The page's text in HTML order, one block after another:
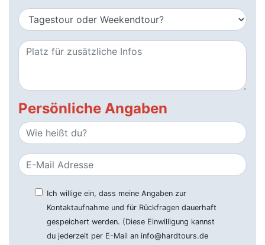
Persönliche Angaben
Ich willige ein, dass meine Angaben zur
Kontaktaufnahme und für Rückfragen dauerhaft
gespeichert werden. (Diese Einwilligung kannst
du jederzeit per E-Mail an info@hardtours.de